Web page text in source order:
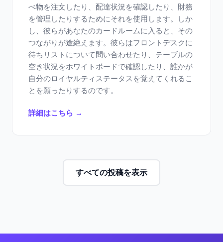
べ物を注文したり、配達状況を確認したり、財務
を管理したりするためにそれを使用します。しか
し、彼らがあなたのカードルームに入ると、その
つながりが途絶えます。彼らはフロントデスクに
待ちリストについて問い合わせたり、テーブルの
空き状況をホワイトボードで確認したり、誰かが
自分のロイヤルティステータスを覚えてくれるこ
とを願ったりするのです。
詳細はこちら →
すべての投稿を表示